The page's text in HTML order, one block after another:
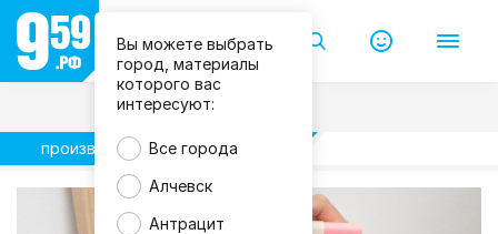
Вы можете выбрать
город, материалы
которого вас
интересуют:
Все города
Алчевск
Антрацит
производственный календарь